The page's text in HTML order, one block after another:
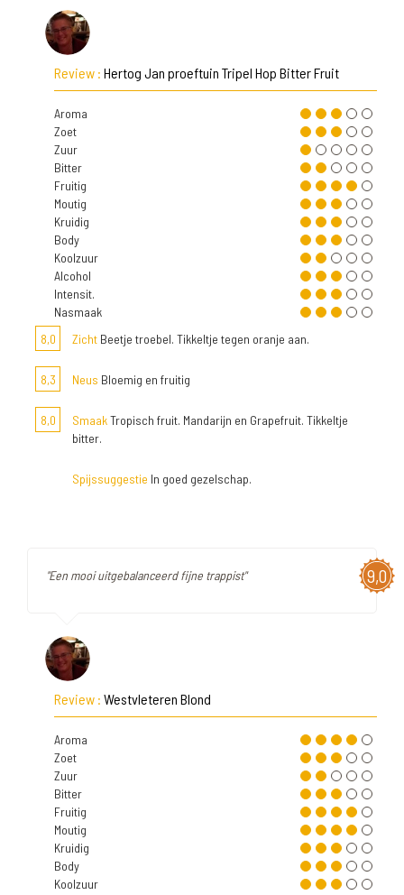
Review : Hertog Jan proeftuin Tripel Hop Bitter Fruit
Aroma
Zoet
Zuur
Bitter
Fruitig
Moutig
Kruidig
Body
Koolzuur
Alcohol
Intensit.
Nasmaak
8,0
Zicht Beetje troebel. Tikkeltje tegen oranje aan.
8,3 Neus Bloemig en fruitig
8,0 SmaakTropisch fruit. Mandarijn en Grapefruit. Tikkeltje
bitter.
Spijssuggestie In goed gezelschap.
9,0
"Een mooi uitgebalanceerd fijne trappist"
Review : Westvleteren Blond
Aroma
Zoet
Zuur
Bitter
Fruitig
Moutig
Kruidig
Body
Koolzuur